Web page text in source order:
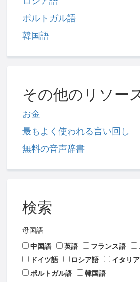
ポルトガル語
韓国語
その他のリソー
お金
最もよく使われる言い回し
無料の音声辞書
検索
母国語
中国語
英語 フランス語
ドイツ語
ロシア語 イタリ
ポルトガル語
韓国語